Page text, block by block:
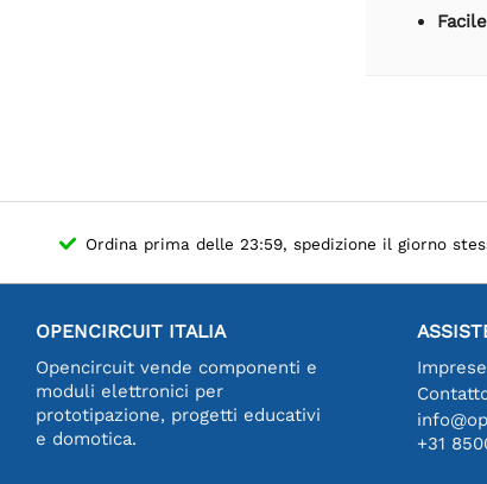
Ordina prima delle 23:59, spedizione il giorno
OPENCIRCUIT ITALIA
Opencircuit vende componenti e
moduli elettronici per
prototipazione, progetti educativi
e domotica.
Imprese
+31